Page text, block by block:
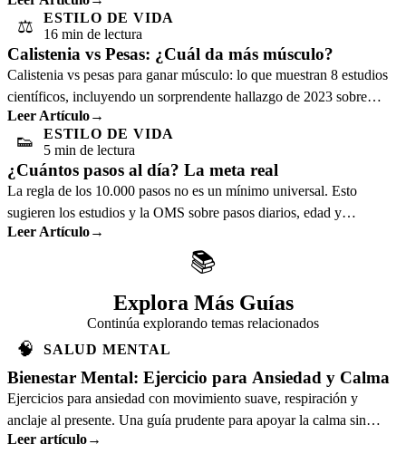
⚖️
ESTILO DE VIDA
16 min de lectura
Calistenia vs Pesas: ¿Cuál da más músculo?
Calistenia vs pesas para ganar músculo: lo que muestran 8 estudios
científicos, incluyendo un sorprendente hallazgo de 2023 sobre
calidad muscular.
Leer Artículo→
👟
ESTILO DE VIDA
5 min de lectura
¿Cuántos pasos al día? La meta real
La regla de los 10.000 pasos no es un mínimo universal. Esto
sugieren los estudios y la OMS sobre pasos diarios, edad y
beneficios reales.
Leer Artículo→
📚
Explora Más Guías
Continúa explorando temas relacionados
🧠 SALUD MENTAL
Bienestar Mental: Ejercicio para Ansiedad y Calma
Ejercicios para ansiedad con movimiento suave, respiración y
anclaje al presente. Una guía prudente para apoyar la calma sin
sustituir atención profesional.
Leer artículo→